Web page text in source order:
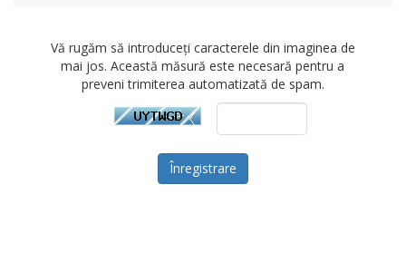
Vă rugăm să introduceți caracterele din imaginea de
mai jos. Această măsură este necesară pentru a
preveni trimiterea automatizată de spam.